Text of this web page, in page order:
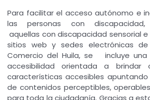
Para facilitar el acceso autónomo e
las personas con discapacidad,
aquellas con discapacidad sensorial
sitios web y sedes electrónicas
Comercio del Huila, se incluye una
accesibilidad orientada a brindar
características accesibles
de contenidos perceptibles,
para toda la ciudadanía. Gracias a